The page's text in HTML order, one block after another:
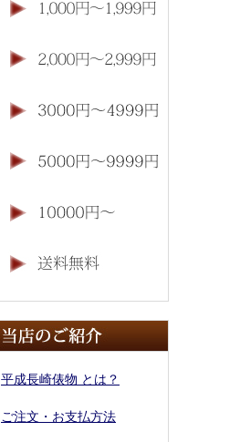
平成長崎俵物 とは？
ご注文・お支払方法